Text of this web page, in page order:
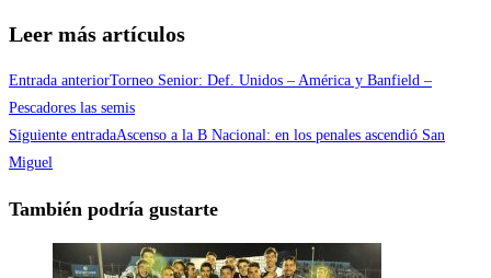
Leer más artículos
Entrada anteriorTorneo Senior: Def. Unidos – América y Banfield –
Pescadores las semis
Siguiente entradaAscenso a la B Nacional: en los penales ascendió San
Miguel
También podría gustarte